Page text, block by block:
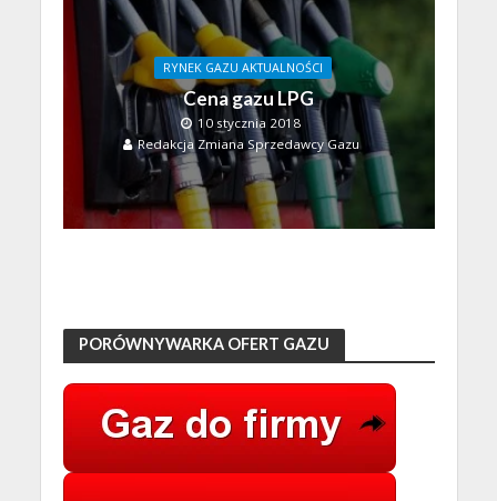
RYNEK GAZU AKTUALNOŚCI
Cena gazu LPG
10 stycznia 2018
Redakcja Zmiana Sprzedawcy Gazu
PORÓWNYWARKA OFERT GAZU